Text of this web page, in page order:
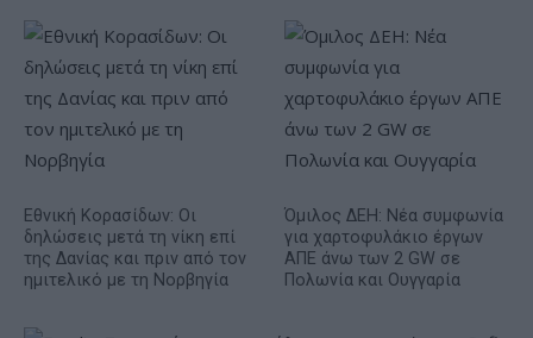
Εθνική Κορασίδων: Οι
δηλώσεις μετά τη νίκη επί
της Δανίας και πριν από τον
ημιτελικό με τη Νορβηγία
Όμιλος ΔΕΗ: Νέα συμφωνία
για χαρτοφυλάκιο έργων
ΑΠΕ άνω των 2 GW σε
Πολωνία και Ουγγαρία